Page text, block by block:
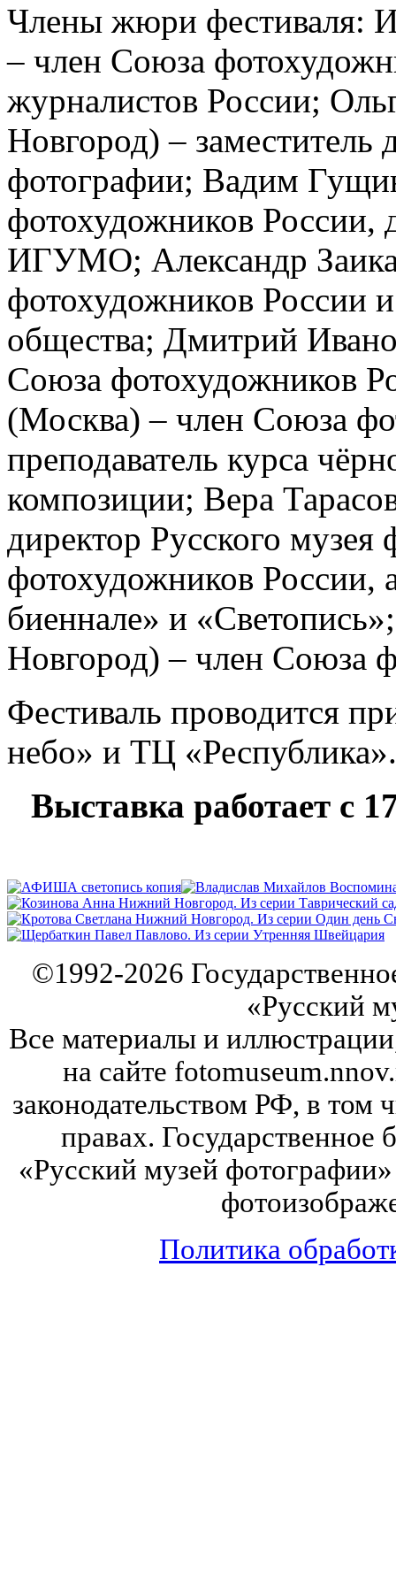
Члены жюри фестиваля:
– член Союза
журналистов России;
Новгород) – заместитель
фотографии; Вадим
фотохудожников России,
ИГУМО; Александр
фотохудожников России
общества; Дмитрий
Союза фотохудожников
(Москва) – член Союза
преподаватель курса
композиции; Вера
директор Русского
фотохудожников России,
биеннале» и
Новгород) – член Союза
Фестиваль проводится
небо» и ТЦ «Республика».
Выставка работает с
©1992-2026
«Русский
Все материалы и
на сайте
законодательством РФ, в том
правах.
«Русский музей
Политика